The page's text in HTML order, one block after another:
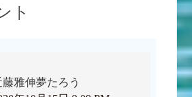
ト
藤雅伸夢たろう